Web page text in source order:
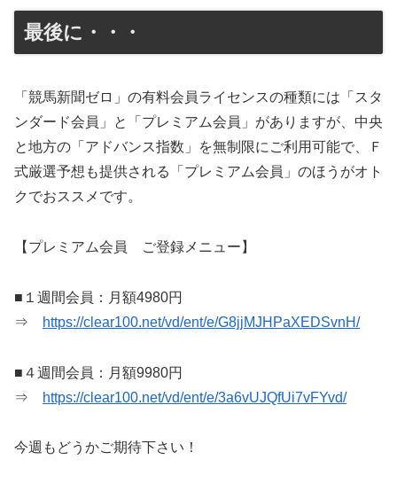
最後に・・・
「競馬新聞ゼロ」の有料会員ライセンスの種類には「スタ
ンダード会員」と「プレミアム会員」がありますが、中央
と地方の「アドバンス指数」を無制限にご利用可能で、Ｆ
式厳選予想も提供される「プレミアム会員」のほうがオト
クでおススメです。
【プレミアム会員 ご登録メニュー】
■１週間会員：月額4980円
⇒
https://clear100.net/vd/ent/e/G8jjMJHPaXEDSvnH/
■４週間会員：月額9980円
⇒
https://clear100.net/vd/ent/e/3a6vUJQfUi7vFYvd/
今週もどうかご期待下さい！